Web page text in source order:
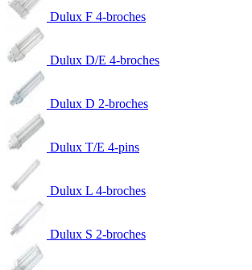
Dulux F 4-broches
Dulux D/E 4-broches
Dulux D 2-broches
Dulux T/E 4-pins
Dulux L 4-broches
Dulux S 2-broches